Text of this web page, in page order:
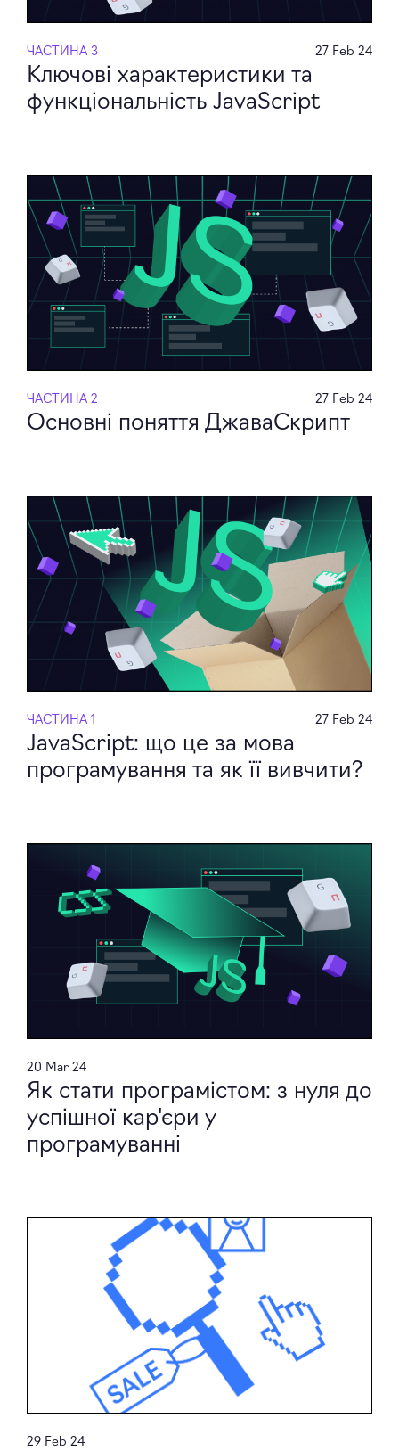
ЧАСТИНА 3 27 Feb 24
Ключові характеристики та
функціональність JavaScript
ЧАСТИНА 2 27 Feb 24
Основні поняття ДжаваСкрипт
ЧАСТИНА 1 27 Feb 24
JavaScript: що це за мова
програмування та як її вивчити?
20 Mar 24
Як стати програмістом: з нуля до
успішної кар'єри у
програмуванні
29 Feb 24